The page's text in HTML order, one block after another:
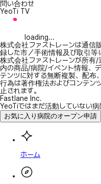
問い合わせ
YeoTi TV
loading...
株式会社ファストレーンは通信
録した市／手術情報及び取引等
株式会社ファストレーンが所有/
内の商品/病院/イベント情報、
テンツに対する無断複製、配布
行為は著作権法およびコンテン
止されます。
Fastlane Inc.
YeoTiではまだ活動していない病
お気に入り病院のオープン申請
ホーム